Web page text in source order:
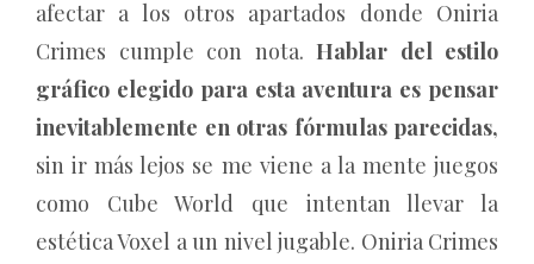
afectar a los otros apartados donde Oniria
Crimes cumple con nota. Hablar del estilo
gráfico elegido para esta aventura es pensar
inevitablemente en otras fórmulas parecidas,
sin ir más lejos se me viene a la mente juegos
como Cube World que intentan llevar la
estética Voxel a un nivel jugable. Oniria Crimes